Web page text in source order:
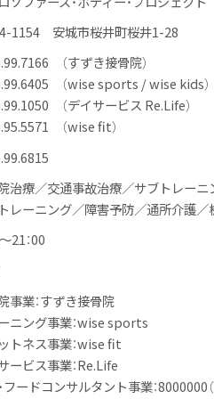
1154 安城市桜井町桜井1-28
（すずき接骨院）
（wise sports / wise kids）
（デイサービス Re.Life）
（wise fit）
治療／交通事故治療／サブトレーニ
レーニング／障害予防／通所介護／
21：00
事業：すずき接骨院
ニング事業：wise sports
トネス事業：wise fit
ービス事業：Re.Life
フードコンサルタント事業：8000000